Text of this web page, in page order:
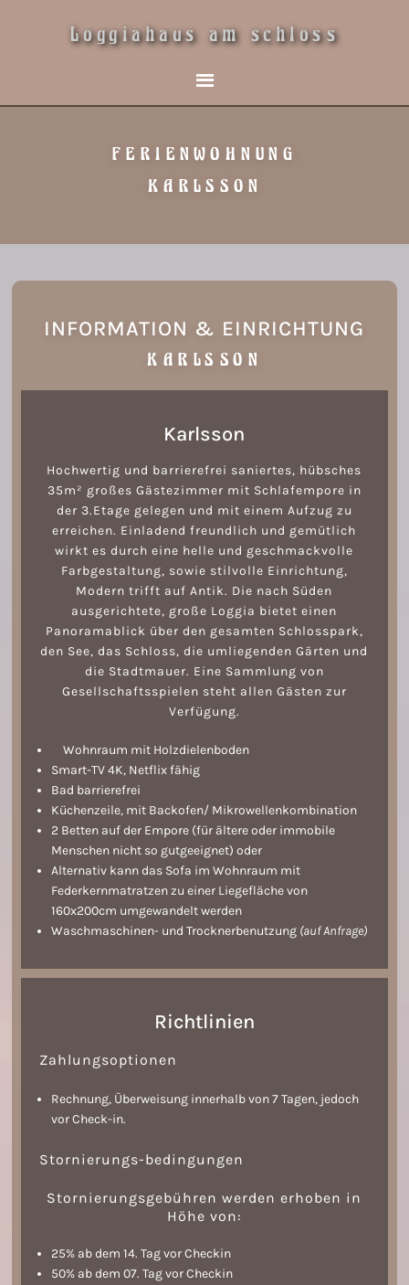
Loggiahaus am schloss
FERIENWOHNUNG
KARLSSON
INFORMATION & EINRICHTUNG
KARLSSON
Karlsson
Hochwertig und barrierefrei saniertes, hübsches
35m² großes Gästezimmer mit Schlafempore in
der 3.Etage gelegen und mit einem Aufzug zu
erreichen. Einladend freundlich und gemütlich
wirkt es durch eine helle und geschmackvolle
Farbgestaltung, sowie stilvolle Einrichtung,
Modern trifft auf Antik. Die nach Süden
ausgerichtete, große Loggia bietet einen
Panoramablick über den gesamten Schlosspark,
den See, das Schloss, die umliegenden Gärten und
die Stadtmauer. Eine Sammlung von
Gesellschaftsspielen steht allen Gästen zur
Verfügung.
Wohnraum mit Holzdielenboden
Smart-TV 4K, Netflix fähig
Bad barrierefrei
Küchenzeile, mit Backofen/ Mikrowellenkombination
2 Betten auf der Empore (für ältere oder immobile
Menschen nicht so gutgeeignet) oder
Alternativ kann das Sofa im Wohnraum mit
Federkernmatratzen zu einer Liegefläche von
160x200cm umgewandelt werden
Waschmaschinen- und Trocknerbenutzung (auf Anfrage)
Richtlinien
Zahlungsoptionen
Rechnung, Überweisung innerhalb von 7 Tagen, jedoch
vor Check-in.
Stornierungs-bedingungen
Stornierungsgebühren werden erhoben in
Höhe von:
25% ab dem 14. Tag vor Checkin
50% ab dem 07. Tag vor Checkin